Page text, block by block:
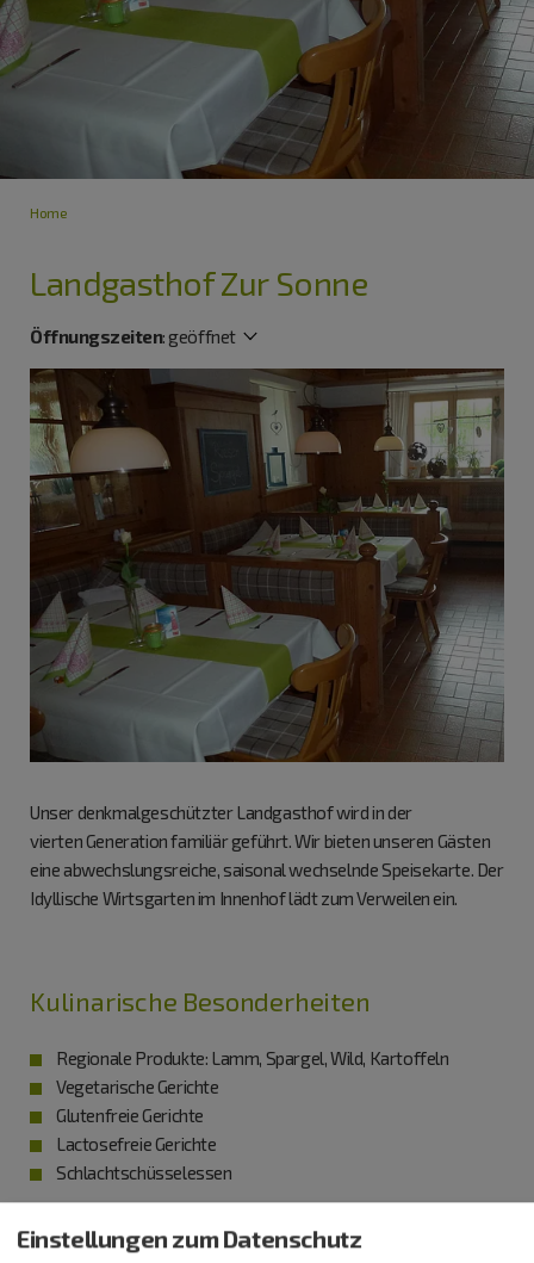
Home
Landgasthof Zur Sonne
Öffnungszeiten:geöffnet
Unser denkmalgeschützter Landgasthof wird in der
vierten Generation familiär geführt. Wir bieten unseren Gästen
eine abwechslungsreiche, saisonal wechselnde Speisekarte. Der
Idyllische Wirtsgarten im Innenhof lädt zum Verweilen ein.
Kulinarische Besonderheiten
Regionale Produkte: Lamm, Spargel, Wild, Kartoffeln
Vegetarische Gerichte
Glutenfreie Gerichte
Lactosefreie Gerichte
Schlachtschüsselessen
Einstellungen zum Datenschutz